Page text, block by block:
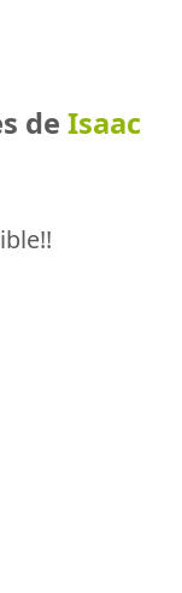
de Isaac